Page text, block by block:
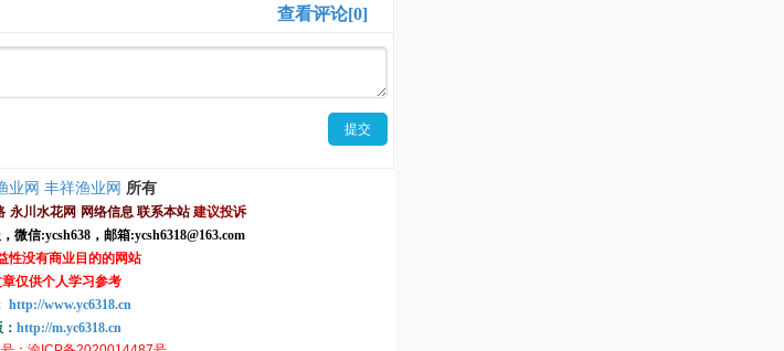
查看评论[0]
业网 丰祥渔业网 所有
永川水花网 网络信息 联系本站 建议投诉
微信:ycsh638 ， 邮箱:ycsh6318@163.com
性没有商业目的的网站
章仅供个人学习参考
http://www.yc6318.cn
http://m.yc6318.cn